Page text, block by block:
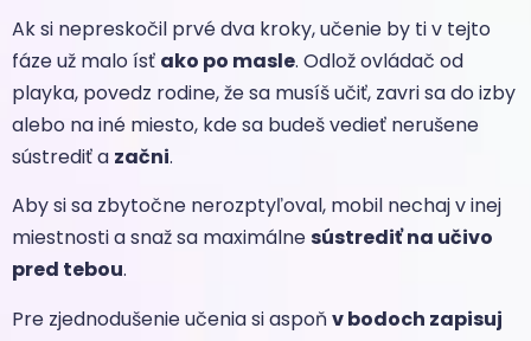
Ak si nepreskočil prvé dva kroky, učenie by ti v tejto
fáze už malo ísť ako po masle. Odlož ovládač od
playka, povedz rodine, že sa musíš učiť, zavri sa do izby
alebo na iné miesto, kde sa budeš vedieť nerušene
sústrediť a začni.
Aby si sa zbytočne nerozptyľoval, mobil nechaj v inej
miestnosti a snaž sa maximálnesústrediť na učivo
pred tebou.
Pre zjednodušenie učenia si aspoň v bodoch zapisuj